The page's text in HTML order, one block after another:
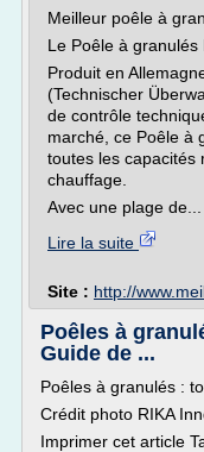
Meilleur poêle à
Le Poêle à granulés
Produit en
(Technischer
de contrôle
marché, ce Poêle à
toutes les capacités
chauffage.
Avec une plage de...
Lire la suite
Site : http://
Poêles à
Guide de ...
Poêles à granulés :
Crédit photo RIKA
Imprimer cet article